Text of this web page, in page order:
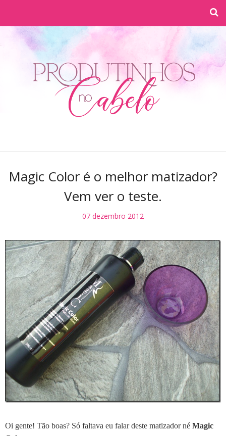
Magic Color é o melhor matizador?
Vem ver o teste.
07 dezembro 2012
Oi gente! Tão boas? Só faltava eu falar deste matizador né Magic